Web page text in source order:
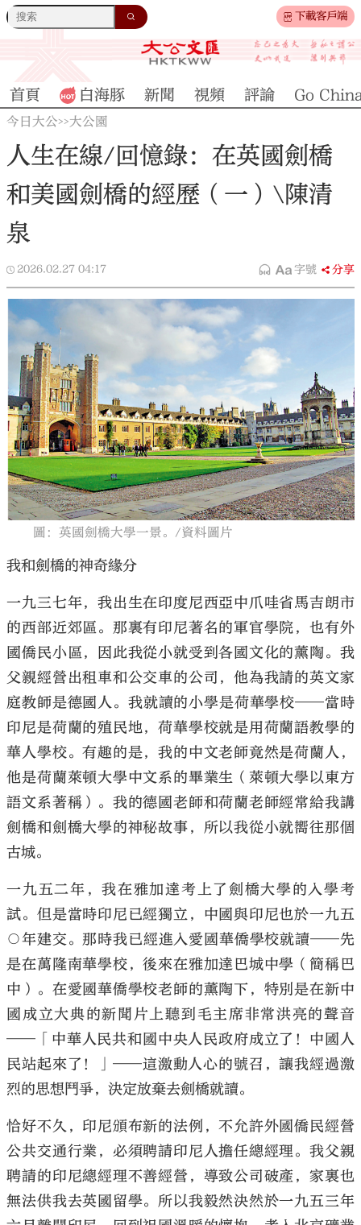
下載客戶端
大公文匯
首頁 白海豚 新聞 視頻 評論 Go
今日大公>>大公園
人生在線/回憶錄：在英國劍橋
和美國劍橋的經歷（一）\陳清
泉
2026.02.27 04:17 字號 分享
圖：英國劍橋大學一景。/資料圖片
我和劍橋的神奇緣分
一九三七年，我出生在印度尼西亞中爪哇省馬吉朗市
的西部近郊區。那裏有印尼著名的軍官學院，也有外
國僑民小區，因此我從小就受到各國文化的薰陶。我
父親經營出租車和公交車的公司，他為我請的英文家
庭教師是德國人。我就讀的小學是荷華學校——當時
印尼是荷蘭的殖民地，荷華學校就是用荷蘭語教學的
華人學校。有趣的是，我的中文老師竟然是荷蘭人，
他是荷蘭萊頓大學中文系的畢業生（萊頓大學以東方
語文系著稱）。我的德國老師和荷蘭老師經常給我講
劍橋和劍橋大學的神秘故事，所以我從小就嚮往那個
古城。
一九五二年，我在雅加達考上了劍橋大學的入學考
試。但是當時印尼已經獨立，中國與印尼也於一九五
○年建交。那時我已經進入愛國華僑學校就讀——先
是在萬隆南華學校，後來在雅加達巴城中學（簡稱巴
中）。在愛國華僑學校老師的薰陶下，特別是在新中
國成立大典的新聞片上聽到毛主席非常洪亮的聲音
——「中華人民共和國中央人民政府成立了！中國人
民站起來了！」——這激動人心的號召，讓我經過激
烈的思想鬥爭，決定放棄去劍橋就讀。
恰好不久，印尼頒布新的法例，不允許外國僑民經營
公共交通行業，必須聘請印尼人擔任總經理。我父親
聘請的印尼總經理不善經營，導致公司破產，家裏也
無法供我去英國留學。所以我毅然決然於一九五三年